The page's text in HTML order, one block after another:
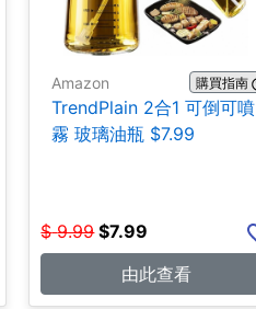
Amazon 購買指南
TrendPlain 2合1 可倒可噴
霧 玻璃油瓶 $7.99
$ 9.99 $7.99
由此查看